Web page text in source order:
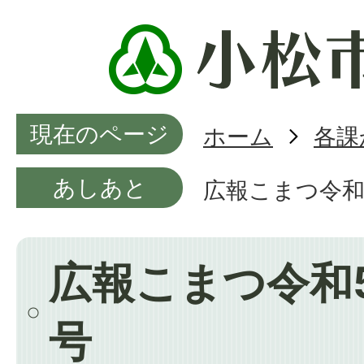
現在のページ ホーム
各
あしあと
広報こまつ令
広報こまつ令
号